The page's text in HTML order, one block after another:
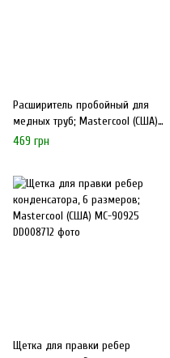
Расширитель пробойный для
медных труб; Mastercool (США)
MC-70040
469 грн
Щетка для правки ребер